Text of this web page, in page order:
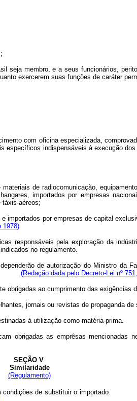
membro, e a seus funcionários,
exercerem suas funções de caráter
com oficina especializada,
específicos indispensáveis à execução
de radiocomunicação,
importados por empresas
táxis-aéreos;
por empresas de capital
1978)
pela exploração da
no regulamento.
de autorização do Ministro da
(Redação dada pelo Decreto-Lei nº
ao cumprimento das exigências
jornais ou revistas de propaganda de
à utilização como matéria-prima.
obrigadas as emprêsas mencionadas
SEÇÃO V
Similaridade
(Regulamento)
em condições de substituir o